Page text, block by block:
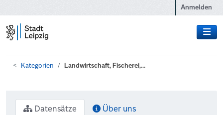
Anmelden
Kategorien Landwirtschaft, Fischerei,...
Datensätze Über uns